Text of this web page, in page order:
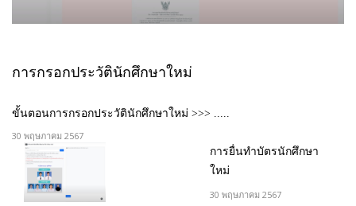
การกรอกประวัตินักศึกษาใหม่
ขั้นตอนการกรอกประวัตินักศึกษาใหม่ >>> .....
30 พฤษภาคม 2567
การยื่นทำบัตรนักศึกษา
ใหม่
30 พฤษภาคม 2567